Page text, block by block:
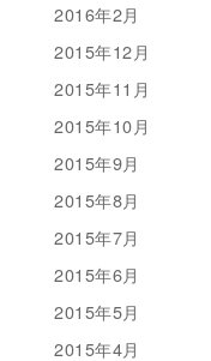
2016年2月
2015年12月
2015年11月
2015年10月
2015年9月
2015年8月
2015年7月
2015年6月
2015年5月
2015年4月